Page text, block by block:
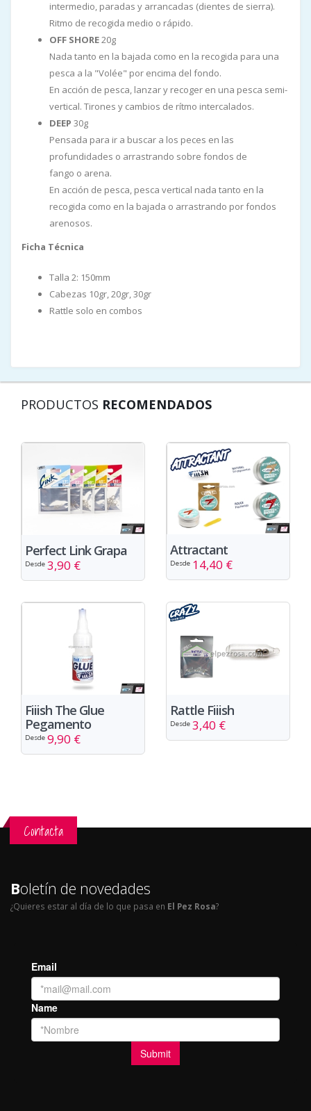
intermedio, paradas y arrancadas (dientes de sierra).
Ritmo de recogida medio o rápido.
OFF SHORE20g
Nada tanto en la bajada como en la recogida para una
pesca a la "Volée" por encima del fondo.
En acción de pesca, lanzar y recoger en una pesca semi-
vertical. Tirones y cambios de rítmo intercalados.
DEEP 30g
Pensada para ir a buscar a los peces en las
profundidades o arrastrando sobre fondos de
fango o arena.
En acción de pesca, pesca vertical nada tanto en la
recogida como en la bajada o arrastrando por fondos
arenosos.
Ficha Técnica
Talla 2: 150mm
Cabezas 10gr, 20gr, 30gr
Rattle solo en combos
PRODUCTOS RECOMENDADOS
Perfect Link Grapa
Desde 3,90 €
Attractant
Desde 14,40 €
Fiiish The Glue
Pegamento
Desde 9,90 €
Rattle Fiiish
Desde 3,40 €
Contacta
Boletín de novedades
¿Quieres estar al día de lo que pasa en El Pez Rosa?